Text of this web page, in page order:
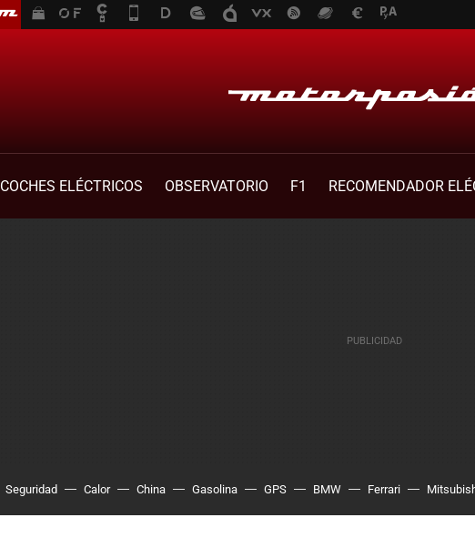
COCHES ELÉCTRICOS OBSERVATORIO F1
RECOMENDADOR
Seguridad Calor China Gasolina GPS BMW Ferrari